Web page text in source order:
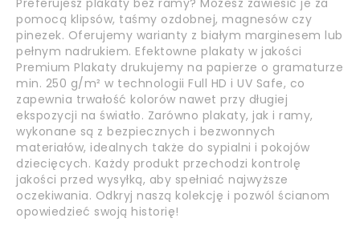
Preferujesz plakaty bez ramy? Możesz zawiesić je za
pomocą klipsów, taśmy ozdobnej, magnesów czy
pinezek. Oferujemy warianty z białym marginesem lub
pełnym nadrukiem. Efektowne plakaty w jakości
Premium Plakaty drukujemy na papierze o gramaturze
min. 250 g/m² w technologii Full HD i UV Safe, co
zapewnia trwałość kolorów nawet przy długiej
ekspozycji na światło. Zarówno plakaty, jak i ramy,
wykonane są z bezpiecznych i bezwonnych
materiałów, idealnych także do sypialni i pokojów
dziecięcych. Każdy produkt przechodzi kontrolę
jakości przed wysyłką, aby spełniać najwyższe
oczekiwania. Odkryj naszą kolekcję i pozwól ścianom
opowiedzieć swoją historię!